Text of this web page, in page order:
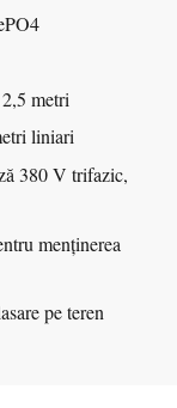
metri
liniari
380 V trifazic,
menținerea
pe teren